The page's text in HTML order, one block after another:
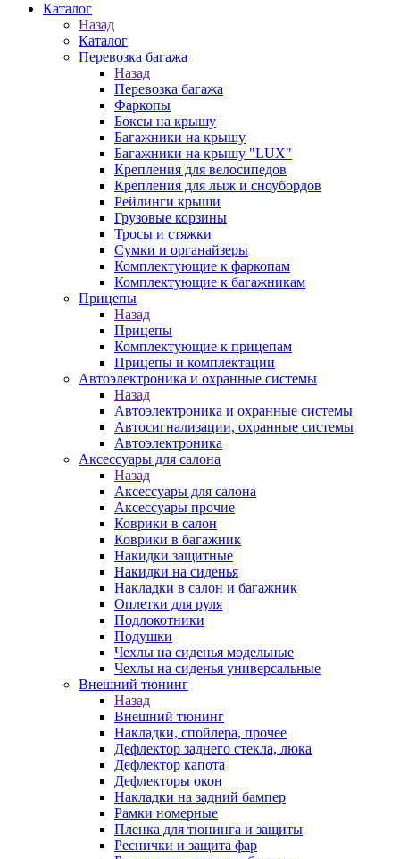
Каталог
Назад
Каталог
Перевозка багажа
Назад
Перевозка багажа
Фаркопы
Боксы на крышу
Багажники на крышу
Багажники на крышу "LUX"
Крепления для велосипедов
Крепления для лыж и сноубордов
Рейлинги крыши
Грузовые корзины
Тросы и стяжки
Сумки и органайзеры
Комплектующие к фаркопам
Комплектующие к багажникам
Прицепы
Назад
Прицепы
Комплектующие к прицепам
Прицепы и комплектации
Автоэлектроника и охранные системы
Назад
Автоэлектроника и охранные системы
Автосигнализации, охранные системы
Автоэлектроника
Аксессуары для салона
Назад
Аксессуары для салона
Аксессуары прочие
Коврики в салон
Коврики в багажник
Накидки защитные
Накидки на сиденья
Накладки в салон и багажник
Оплетки для руля
Подлокотники
Подушки
Чехлы на сиденья модельные
Чехлы на сиденья универсальные
Внешний тюнинг
Назад
Внешний тюнинг
Накладки, спойлера, прочее
Дефлектор заднего стекла, люка
Дефлектор капота
Дефлекторы окон
Накладки на задний бампер
Рамки номерные
Пленка для тюнинга и защиты
Реснички и защита фар